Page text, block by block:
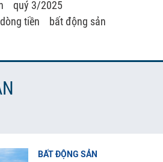
quý 3/2025
dòng tiền
bất động sản
BẤT ĐỘNG SẢN